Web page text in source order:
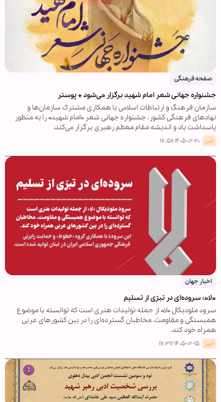
صفحه فرهنگی
جشنواره جهانی شعر امام شهید برگزار می‌شود + پوستر
سازمان فرهنگ و ارتباطات اسلامی با همکاری مشترک سازمان‌ها و
نهادهای فرهنگی کشور، جشنواره جهانی شعر «امام شهید» را به منظور
پاسداشت یاد و اندیشه مقام معظم رهبری برگزار می‌کند.
خبر ۱۴۰۵-۰۲-۲۰ ۱۷:۵۸
اخبار جهان
«لا»: سروده‌ای در تبرّی از تسلیم
سرود ملودیکال «لا» از جمله تولیدات هنری است که توانسته با موضوع
همبستگی و مقاومت، مخاطبان گسترده‌ای را در بین کشورهای عربی
همراه خود کند.
خبر ۱۴۰۵-۰۲-۱۵ ۱۷:۳۷